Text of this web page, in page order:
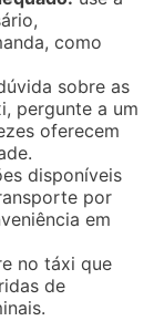
como
sobre as
pergunte a um
oferecem
disponíveis
por
em
no táxi que
de